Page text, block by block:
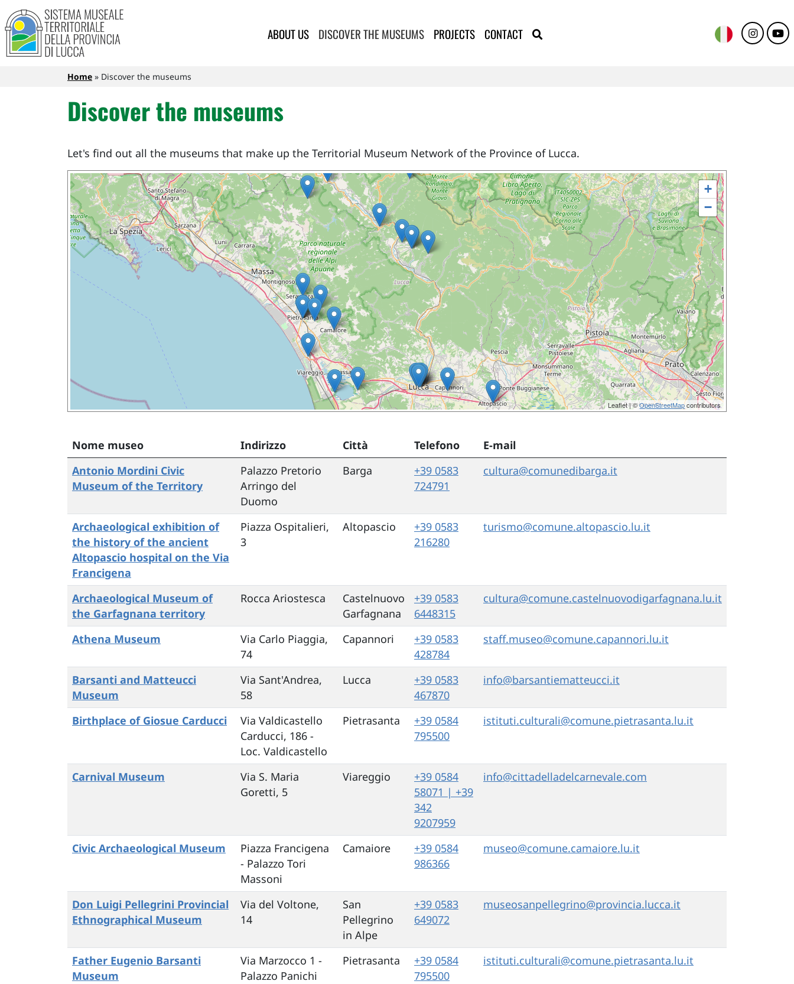
Skip to main content
Sistema Museale Territoriale della Provincia di Lucca
Navigazione principale
ABOUT US DISCOVER THE MUSEUMS PROJECTS CONTACT
Breadcrumb
Home Discover the museums
Discover the museums
Let's find out all the museums that make up the Territorial Museum Network of the Province of Lucca.
+
−
Leaflet | ©OpenStreetMapcontributors
Nome museo Indirizzo Città Telefono
E-mail
Antonio Mordini Civic
Museum of the Territory
Palazzo Pretorio
Arringo del
Duomo
Barga
+39 0583
724791
cultura@comunedibarga.it
Archaeological exhibition of
the history of the ancient
Altopascio hospital on the Via
Francigena
Piazza Ospitalieri,
3
Altopascio
+39 0583
216280
turismo@comune.altopascio.lu.it
Archaeological Museum of
the Garfagnana territory
Rocca Ariostesca
Castelnuovo
Garfagnana
+39 0583
6448315
cultura@comune.castelnuovodigarfagnana.lu.it
Athena Museum
Via Carlo Piaggia,
74
Capannori
+39 0583
428784
staff.museo@comune.capannori.lu.it
Barsanti and Matteucci
Museum
Via Sant'Andrea,
58
Lucca
+39 0583
467870
info@barsantiematteucci.it
Birthplace of Giosue Carducci
Via Valdicastello
Carducci, 186 -
Loc. Valdicastello
Pietrasanta
+39 0584
795500
istituti.culturali@comune.pietrasanta.lu.it
Carnival Museum
Via S. Maria
Goretti, 5
Viareggio
+39 0584
58071 | +39
342
9207959
info@cittadelladelcarnevale.com
Civic Archaeological Museum
Piazza Francigena
- Palazzo Tori
Massoni
Camaiore
+39 0584
986366
museo@comune.camaiore.lu.it
Don Luigi Pellegrini Provincial
Ethnographical Museum
Via del Voltone,
14
San
Pellegrino
in Alpe
+39 0583
649072
museosanpellegrino@provincia.lucca.it
Father Eugenio Barsanti
Museum
Via Marzocco 1 -
Palazzo Panichi
Pietrasanta
+39 0584
795500
istituti.culturali@comune.pietrasanta.lu.it